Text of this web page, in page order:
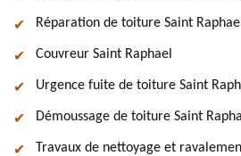
Réparation de toiture Saint Raphael
Couvreur Saint Raphael
Urgence fuite de toiture Saint
Démoussage de toiture Saint
Travaux de nettoyage et